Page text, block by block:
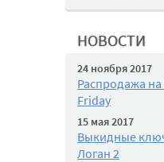
НОВОСТИ
24 ноября 2017
Распродажа на
Friday
15 мая 2017
Выкидные
Логан 2